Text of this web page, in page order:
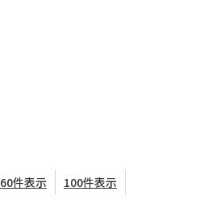
60件表示 100件表示